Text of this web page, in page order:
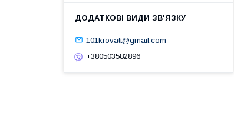
101krovatt@gmail.com
+380503582896